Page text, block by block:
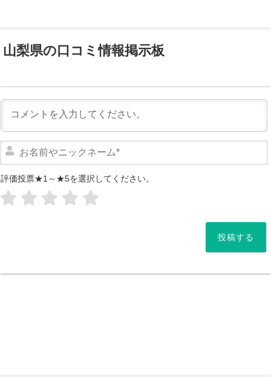
山梨県の口コミ情報掲示板
評価投票★1～★5を選択してください。